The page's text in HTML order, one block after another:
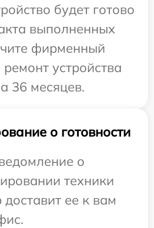
будет готово
выполненных
фирменный
устройства
36 месяцев.
о готовности
о
техники
ее к вам